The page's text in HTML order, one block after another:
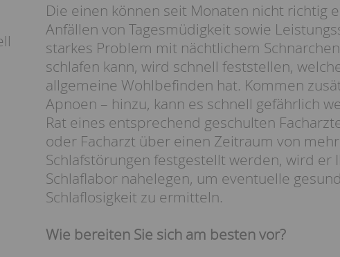
Die einen können seit Monaten nicht richtig
Anfällen von Tagesmüdigkeit sowie
starkes Problem mit nächtlichem
schlafen kann, wird schnell feststellen,
allgemeine Wohlbefinden hat. Kommen
Apnoen – hinzu, kann es schnell gefährlich
Rat eines entsprechend geschulten
oder Facharzt über einen Zeitraum von
Schlafstörungen festgestellt werden, wird
Schlaflabor nahelegen, um eventuelle
Schlaflosigkeit zu ermitteln.
Wie bereiten Sie sich am besten vor?